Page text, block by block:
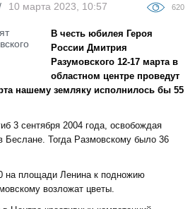
10 марта 2023, 10:57 620
В честь юбилея Героя
России Дмитрия
Разумовского 12-17 марта в
областном центре проведут
нашему земляку исполнилось бы 55
3 сентября 2004 года, освобождая
Беслане. Тогда Размовскому было 36
на площади Ленина к подножию
возложат цветы.